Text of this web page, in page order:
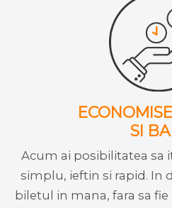
SI
Acum ai posibilitatea sa
simplu, ieftin si rapid. In
biletul in mana, fara sa